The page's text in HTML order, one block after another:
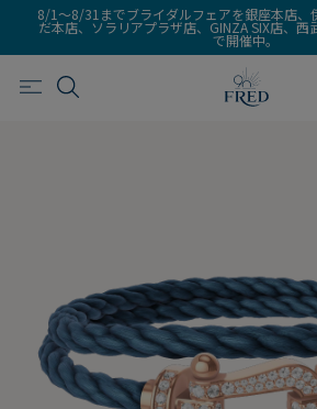
8/1～8/31までブライダルフェアを銀座本店、
だ本店、ソラリアプラザ店、GINZA SIX店、
で開催中。